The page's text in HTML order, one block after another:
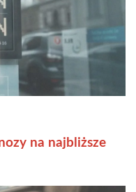
na najbliższe